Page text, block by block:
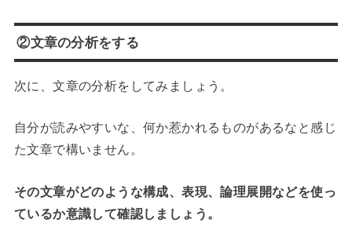
②文章の分析をする
次に、文章の分析をしてみましょう。
自分が読みやすいな、何か惹かれるものがあるなと感じ
た文章で構いません。
その文章がどのような構成、表現、論理展開などを使っ
ているか意識して確認しましょう。